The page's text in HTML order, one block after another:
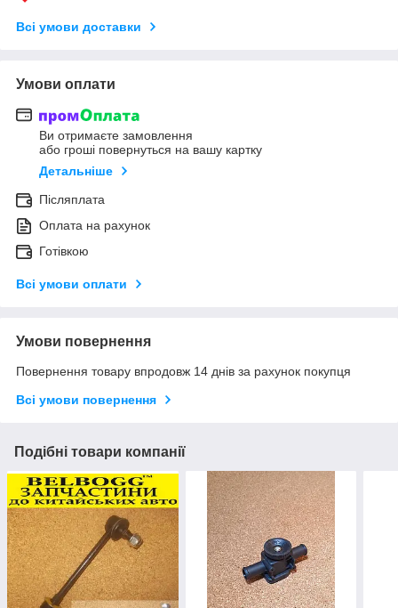
Всі умови доставки
Умови оплати
Ви отримаєте замовлення
або гроші повернуться на вашу картку
Детальніше
Післяплата
Оплата на рахунок
Готівкою
Всі умови оплати
Умови повернення
Повернення товару впродовж 14 днів за рахунок покупця
Всі умови повернення
Подібні товари компанії